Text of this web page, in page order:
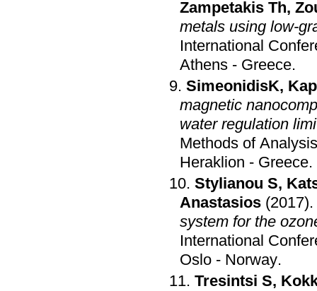
Zampetakis Th,
metals using low-
International
Athens - Greece.
SimeonidisK,
magnetic
water regulation
Methods of
Heraklion - Greece.
Stylianou S,
Anastasios (2017).
system for the
International
Oslo - Norway.
Tresintsi S,